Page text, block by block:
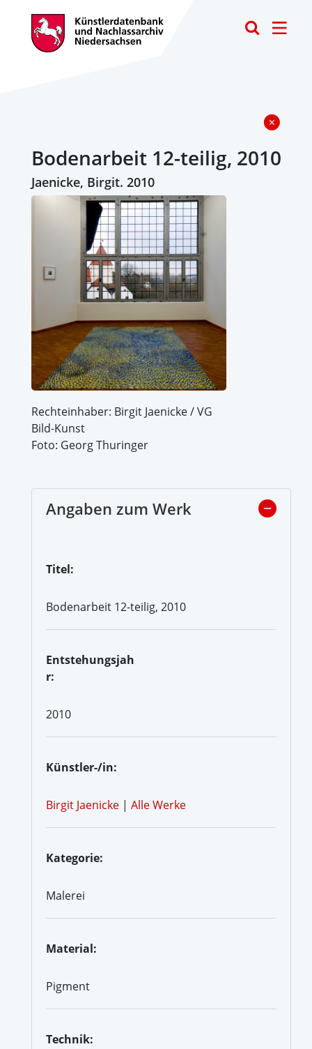
Bodenarbeit 12-teilig, 2010
Jaenicke, Birgit. 2010
Rechteinhaber: Birgit Jaenicke / VG
Bild-Kunst
Foto: Georg Thuringer
Angaben zum Werk
Titel:
Bodenarbeit 12-teilig, 2010
Entstehungsjah
r:
2010
Künstler-/in:
Birgit Jaenicke | Alle Werke
Kategorie:
Malerei
Material:
Pigment
Technik: